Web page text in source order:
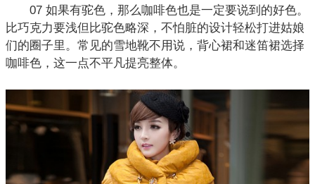
07 如果有驼色，那么咖啡色也是一定要说到的好色。
比巧克力要浅但比驼色略深，不怕脏的设计轻松打进姑娘
们的圈子里。常见的雪地靴不用说，背心裙和迷笛裙选择
咖啡色，这一点不平凡提亮整体。